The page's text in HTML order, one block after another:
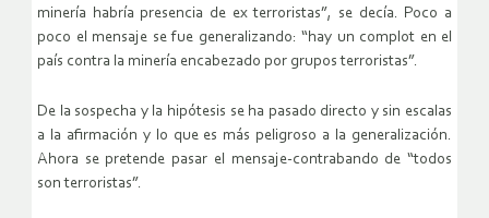
minería habría presencia de ex terroristas”, se decía. Poco a
poco el mensaje se fue generalizando: “hay un complot en el
país contra la minería encabezado por grupos terroristas”.
De la sospecha y la hipótesis se ha pasado directo y sin escalas
a la afirmación y lo que es más peligroso a la generalización.
Ahora se pretende pasar el mensaje-contrabando de “todos
son terroristas”.